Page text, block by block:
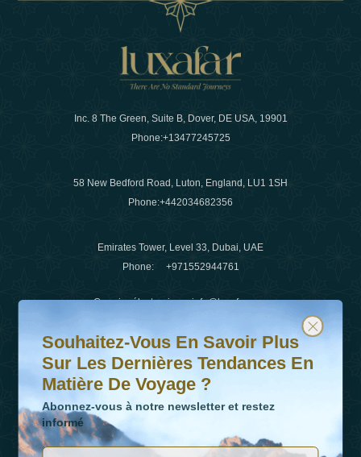
Inc. 8 The Green, Suite B, Dover, DE USA, 19901
Phone:+13477245725
58 New Bedford Road, Luton, England, LU1 1SH
Phone:+442034682356
Emirates Tower, Level 33, Dubai, UAE
Phone: +971552944761
Courrier électronique:info@luxafar.com
WhatsApp N°
+442034682356
+971552944761
Souhaitez-vous en savoir plus sur les dernières
Abonnez-vous à notre newsletter et restez informé
Souhaitez-Vous En Savoir Plus
Sur Les Dernières Tendances En
Matière De Voyage ?
Abonnez-vous à notre newsletter et restez
informé